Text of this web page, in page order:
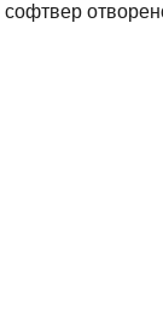
софтвер